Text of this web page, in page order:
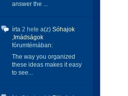
answer the ...
írta 2 hete a(z) Sóhajok
,Imádságok
fórumtémában:
The way you organized
these ideas makes it easy
to see...